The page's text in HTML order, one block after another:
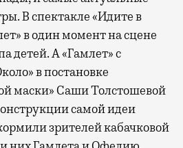
В спектакле «Идите в
в один момент на сцене
детей. А «Гамлет» с
в постановке
маски» Саши Толстошевой
самой идеи
зрителей кабачковой